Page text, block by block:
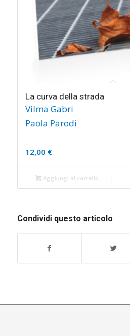
La curva della strada
Vilma Gabri
Paola Parodi
12,00 €
Aggiungi al carrello
Condividi questo articolo